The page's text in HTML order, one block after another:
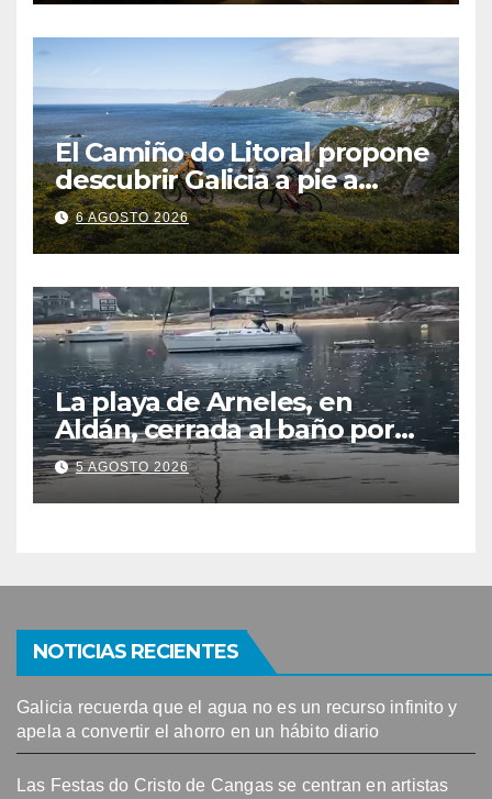
El Camiño do Litoral propone
descubrir Galicia a pie a
través de más de 1.300
kilómetros
6 AGOSTO 2026
La playa de Arneles, en
Aldán, cerrada al baño por
contaminación del agua tras
detectarse restos fecales
5 AGOSTO 2026
NOTICIAS RECIENTES
Galicia recuerda que el agua no es un recurso infinito y
apela a convertir el ahorro en un hábito diario
Las Festas do Cristo de Cangas se centran en artistas